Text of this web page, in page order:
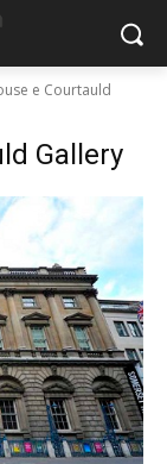
e Courtauld
Gallery